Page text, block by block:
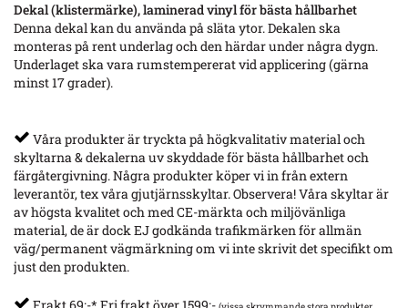
Dekal (klistermärke), laminerad vinyl för bästa hållbarhet
Denna dekal kan du använda på släta ytor. Dekalen ska
monteras på rent underlag och den härdar under några dygn.
Underlaget ska vara rumstempererat vid applicering (gärna
minst 17 grader).
Våra produkter är tryckta på högkvalitativ material och
skyltarna & dekalerna uv skyddade för bästa hållbarhet och
färgåtergivning. Några produkter köper vi in från extern
leverantör, tex våra gjutjärnsskyltar. Observera! Våra skyltar är
av högsta kvalitet och med CE-märkta och miljövänliga
material, de är dock EJ godkända trafikmärken för allmän
väg/permanent vägmärkning om vi inte skrivit det specifikt om
just den produkten.